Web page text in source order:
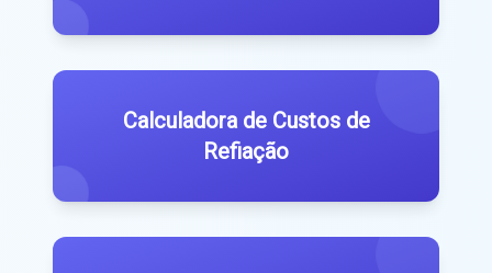
Calculadora de Custos de
Refiação